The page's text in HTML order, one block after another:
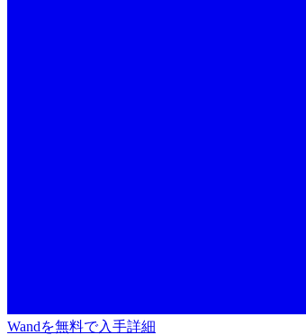
Wandを無料で入手詳細